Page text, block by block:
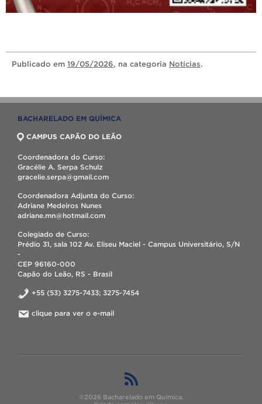
Publicado em 19/05/2026, na categoria Notícias.
BACHARELADO EM QUÍMICA
CAMPUS CAPÃO DO LEÃO
Coordenadora do Curso:
Gracélie A. Serpa Schulz
gracelie.serpa@gmail.com
Coordenadora Adjunta do Curso:
Adriane Medeiros Nunes
adriane.mn@hotmail.com
Colegiado de Curso:
Prédio 31, sala 102 Av. Eliseu Maciel - Campus Universitário, S/N
-
CEP 96160-000
Capão do Leão, RS - Brasil
+55 (53) 3275-7433; 3275-7454
clique para ver o e-mail
©2026 Bacharelado em Química.